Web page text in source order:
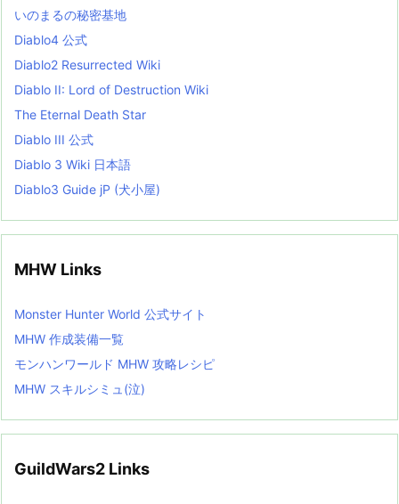
i
s
t
いのまるの秘密基地
Diablo4 公式
Diablo2 Resurrected Wiki
Diablo II: Lord of Destruction Wiki
The Eternal Death Star
Diablo III 公式
Diablo 3 Wiki 日本語
Diablo3 Guide jP (犬小屋)
MHW Links
Monster Hunter World 公式サイト
MHW 作成装備一覧
モンハンワールド MHW 攻略レシピ
MHW スキルシミュ(泣)
GuildWars2 Links